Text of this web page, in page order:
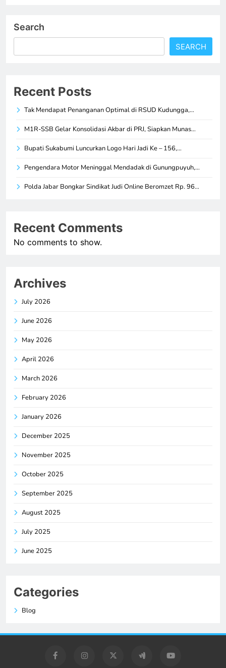
Search
SEARCH
Recent Posts
Tak Mendapat Penanganan Optimal di RSUD Kudungga,…
M1R-SSB Gelar Konsolidasi Akbar di PRJ, Siapkan Munas…
Bupati Sukabumi Luncurkan Logo Hari Jadi Ke – 156,…
Pengendara Motor Meninggal Mendadak di Gunungpuyuh,…
Polda Jabar Bongkar Sindikat Judi Online Beromzet Rp. 96…
Recent Comments
No comments to show.
Archives
July 2026
June 2026
May 2026
April 2026
March 2026
February 2026
January 2026
December 2025
November 2025
October 2025
September 2025
August 2025
July 2025
June 2025
Categories
Blog